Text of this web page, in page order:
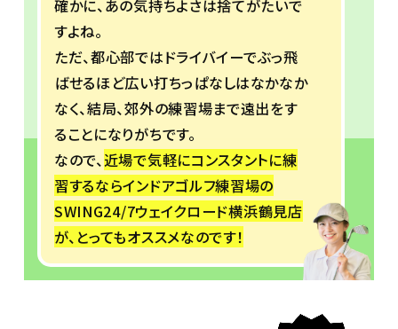
確かに、あの気持ちよさは捨てがたいで
すよね。
ただ、都心部ではドライバイーでぶっ飛
ばせるほど広い打ちっぱなしはなかなか
なく、結局、郊外の練習場まで遠出をす
ることになりがちです。
なので、近場で気軽にコンスタントに練
習するならインドアゴルフ練習場の
SWING24/7ウェイクロード横浜鶴見店
が、とってもオススメなのです！